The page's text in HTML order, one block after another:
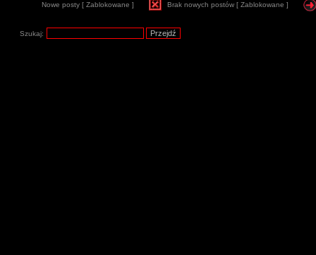
Nowe posty [ Zablokowane ] Brak nowych postów [ Zablokowane ]
Szukaj: